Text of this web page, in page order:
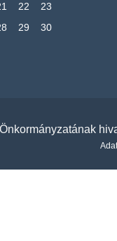
22
23
29
30